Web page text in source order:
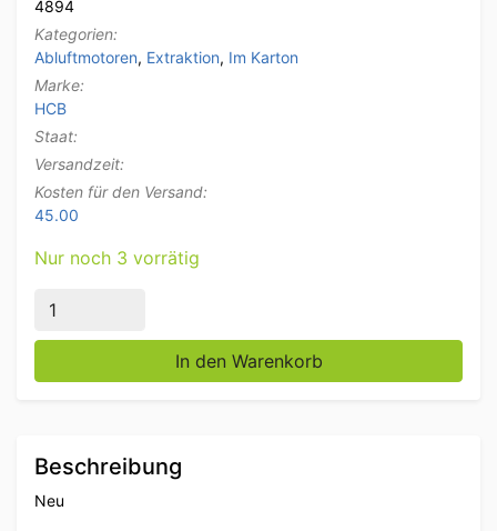
4894
Kategorien:
Abluftmotoren, Extraktion, Im Karton
Marke:
HCB
Staat:
Versandzeit:
Kosten für den Versand:
45.00
Nur noch 3 vorrätig
Absaugmotor in Schaumstoffbox 3250 m3 230V
In den Warenkorb
Beschreibung
Neu